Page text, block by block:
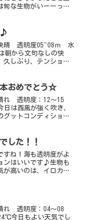
旬な生物がいーーっぱ
こある白の個体は
♪
晴 透明度05~08ｍ 水
朝から文句なしの快
久しぶり、テンション
しています。今日
おめでとう☆
れ 透明度：12～15
は西風が強く吹き、
グットコンディション
介山さんです☆いつに
した！！
すね！海も透明度がよ
ンはいいです♪生物も
が高いのは、イロカエ
も、ガラスハゼとビシ
ボや今年...
れ 透明度：04～08
今日もよい天気でし